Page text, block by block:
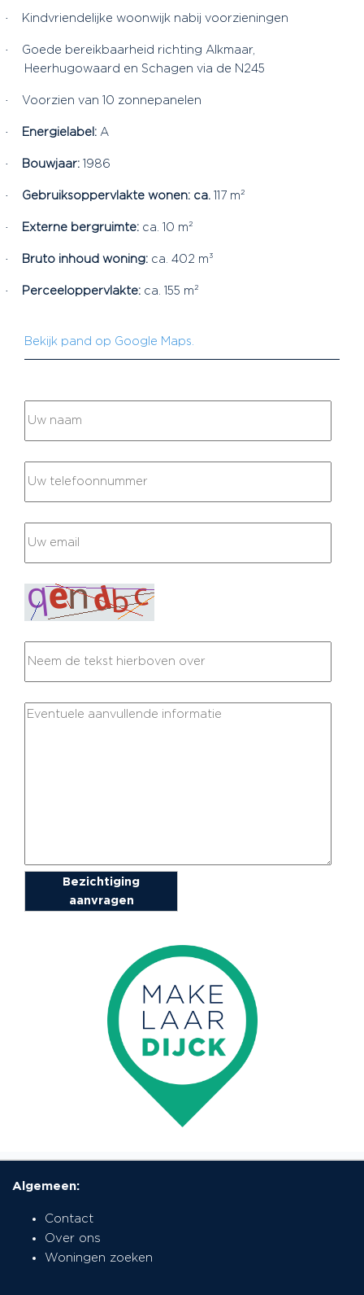
· Kindvriendelijke woonwijk nabij voorzieningen
·
Goede bereikbaarheid richting Alkmaar,
Heerhugowaard en Schagen via de N245
· Voorzien van 10 zonnepanelen
· Energielabel: A
· Bouwjaar: 1986
· Gebruiksoppervlakte wonen: ca. 117 m²
· Externe bergruimte: ca. 10 m²
· Bruto inhoud woning: ca. 402 m³
· Perceeloppervlakte: ca. 155 m²
Bekijk pand op Google Maps.
Bezichtiging
aanvragen
Algemeen:
Contact
Over ons
Woningen zoeken